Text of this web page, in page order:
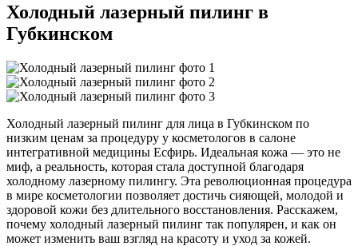
Холодный лазерный пилинг в
Губкинском
Холодный лазерный пилинг для лица в Губкинском по
низким ценам за процедуру у косметологов в салоне
интегративной медицины Есфирь. Идеальная кожа — это не
миф, а реальность, которая стала доступной благодаря
холодному лазерному пилингу. Эта революционная процедура
в мире косметологии позволяет достичь сияющей, молодой и
здоровой кожи без длительного восстановления. Расскажем,
почему холодный лазерный пилинг так популярен, и как он
может изменить ваш взгляд на красоту и уход за кожей.